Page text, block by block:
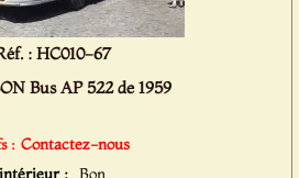
: HC010-67
Bus AP 522 de 1959
: Contactez-nous
: Bon